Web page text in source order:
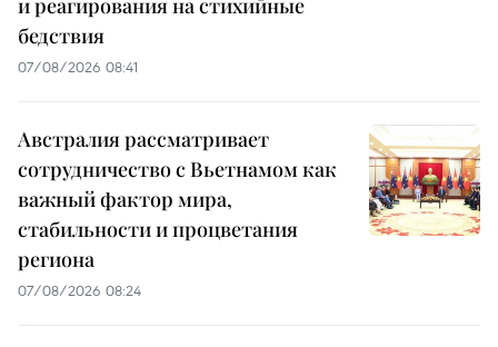
и реагирования на стихийные
бедствия
07/08/2026 08:41
Австралия рассматривает
сотрудничество с Вьетнамом как
важный фактор мира,
стабильности и процветания
региона
07/08/2026 08:24